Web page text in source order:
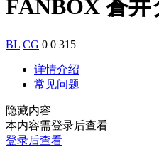
FANBOX 蒼
BL CG 0 0 315
详情介绍
常见问题
隐藏内容
本内容需登录后查看
登录后查看